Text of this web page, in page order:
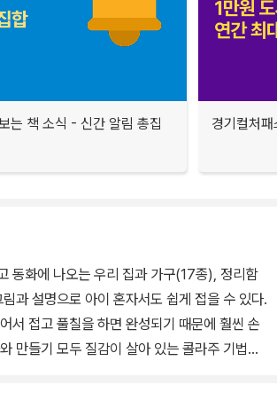
는 책 소식 - 신간 알림 총집
경기컬처
동화에 나오는 우리 집과 가구(17종), 정리함
과 설명으로 아이 혼자서도 쉽게 접을 수 있다.
서 접고 풀칠을 하면 완성되기 때문에 훨씬 손
만들기 모두 질감이 살아 있는 콜라주 기법으